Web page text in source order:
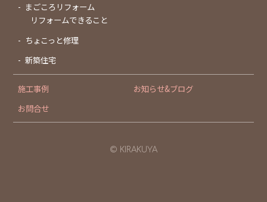
まごころリフォーム
リフォームできること
ちょこっと修理
新築住宅
施工事例
お知らせ&ブログ
お問合せ
© KIRAKUYA